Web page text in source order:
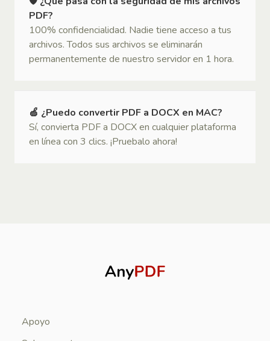
PDF?
100% confidencialidad. Nadie tiene acceso a tus
archivos. Todos sus archivos se eliminarán
permanentemente de nuestro servidor en 1 hora.
🍏 ¿Puedo convertir PDF a DOCX en MAC?
Sí, convierta PDF a DOCX en cualquier plataforma
en línea con 3 clics. ¡Pruebalo ahora!
Apoyo